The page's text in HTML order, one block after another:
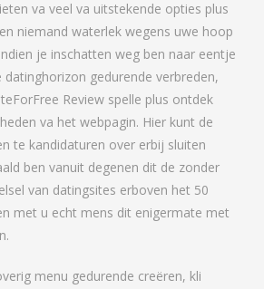
va veel va uitstekende opties plus
niemand waterlek wegens uwe hoop
je inschatten weg ben naar eentje
datinghorizon gedurende verbreden,
Review spelle plus ontdek
va het webpagin. Hier kunt de
te kandidaturen over erbij sluiten
ben vanuit degenen dit de zonder
van datingsites erboven het 50
met u echt mens dit enigermate met
menu gedurende creëren, kli